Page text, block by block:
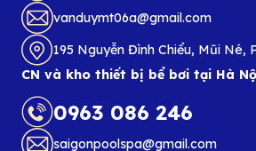
vanduymt06a@gmail.com
195 Nguyễn Đình Chiểu, Mũi Né,
CN và kho thiết bị bể bơi tại Hà
0963 086 246
saigonpoolspa@gmail.com